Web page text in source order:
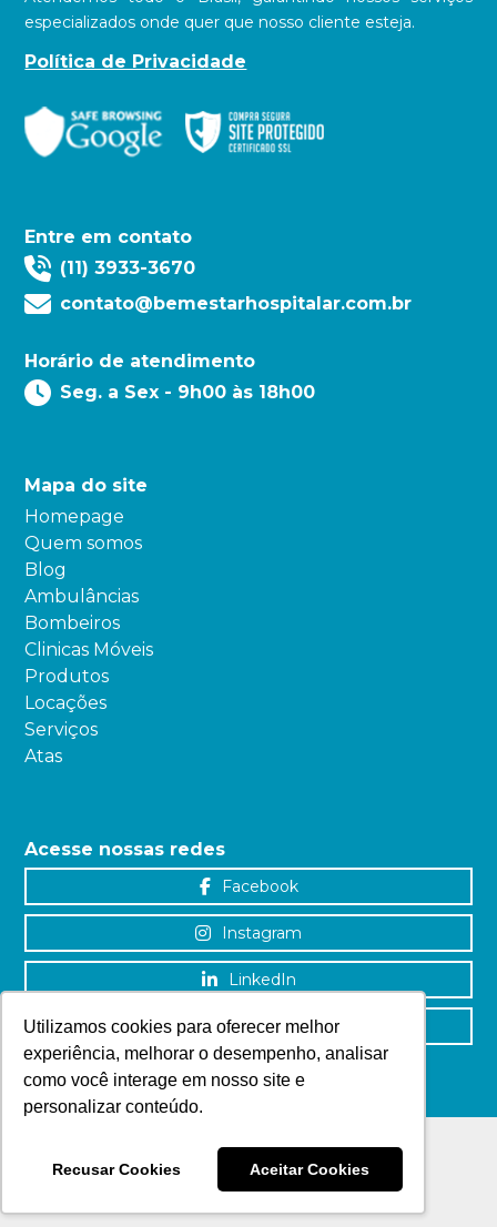
Utilizamos cookies para oferecer melhor
experiência, melhorar o desempenho, analisar
como você interage em nosso site e
personalizar conteúdo.
Recusar Cookies Aceitar Cookies
especializados onde quer que nosso cliente esteja.
Política de Privacidade
Entre em contato
(11) 3933-3670
contato@bemestarhospitalar.com.br
Horário de atendimento
Seg. a Sex - 9h00 às 18h00
Mapa do site
Homepage
Quem somos
Blog
Ambulâncias
Bombeiros
Clinicas Móveis
Produtos
Locações
Serviços
Atas
Acesse nossas redes
Facebook
Instagram
LinkedIn
YouTube